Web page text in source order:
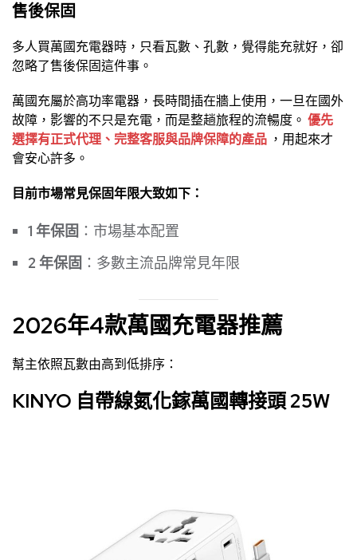
售後保固
多人買萬國充電器時，只看瓦數、孔數，覺得能充就好，卻
忽略了售後保固這件事。
萬國充屬於高功率電器，長時間插在牆上使用，一旦在國外
故障，影響的不只是充電，而是整趟旅程的流暢度。 優先
選擇有正式代理、完整客服與品牌保障的產品 ，用起來才
會安心許多。
目前市場常見保固年限大致如下：
1 年保固 ：市場基本配置
2 年保固 ：多數主流品牌常見年限
2026年4款萬國充電器推薦
幫主依照瓦數由高到低排序：
KINYO 自帶線氮化鎵萬國轉接頭 25W